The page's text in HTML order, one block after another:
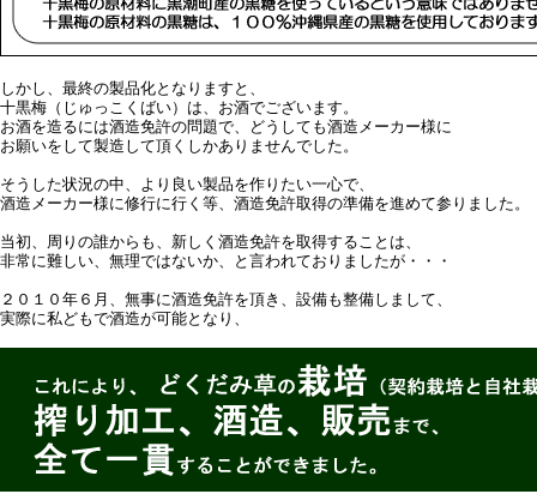
しかし、最終の製品化となりますと、
十黒梅（じゅっこくばい）は、お酒でございます。
お酒を造るには酒造免許の問題で、どうしても酒造メーカー様に
お願いをして製造して頂くしかありませんでした。
そうした状況の中、より良い製品を作りたい一心で、
酒造メーカー様に修行に行く等、酒造免許取得の準備を進めて参りました。
当初、周りの誰からも、新しく酒造免許を取得することは、
非常に難しい、無理ではないか、と言われておりましたが・・・
２０１０年６月、無事に酒造免許を頂き、設備も整備しまして、
実際に私どもで酒造が可能となり、